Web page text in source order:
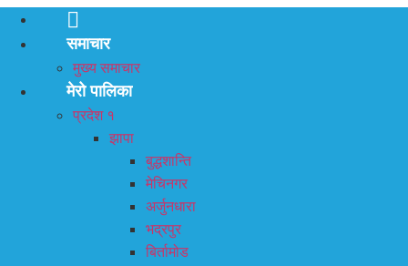
समाचार
मुख्य समाचार
मेरो पालिका
प्रदेश १
झापा
बुद्धशान्ति
मेचिनगर
अर्जुनधारा
भद्रपुर
बिर्तामोड